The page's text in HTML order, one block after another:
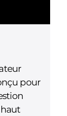
pour